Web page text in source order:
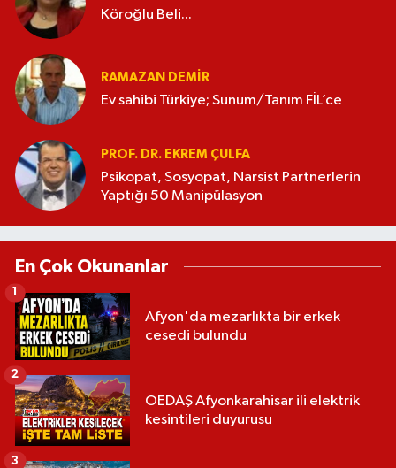
Köroğlu Beli...
RAMAZAN DEMİR
Ev sahibi Türkiye; Sunum/Tanım FİL’ce
PROF. DR. EKREM ÇULFA
Psikopat, Sosyopat, Narsist Partnerlerin
Yaptığı 50 Manipülasyon
En Çok Okunanlar
Afyon'da mezarlıkta bir erkek
cesedi bulundu
1
OEDAŞ Afyonkarahisar ili elektrik
kesintileri duyurusu
2
3